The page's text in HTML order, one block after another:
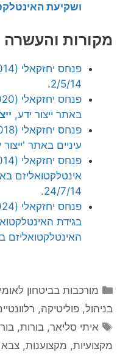
ושקיעת
מקורות והעשרה
פנחס יחזקאלי (2014), אסטרטגיה,
2/5/14.
באתר ייצור ידע,
עיניים באתר 'ייצור
אינטלקטואליזם
24/7/14.
בגידת
האינטלקטואליזם
קטגוריות
מורכבות בביטחון לאומי
בניהול,פוליטיקה,
תגיות
איתי סליאר,בורות,
מקצועיות,מקצוענות,צבא